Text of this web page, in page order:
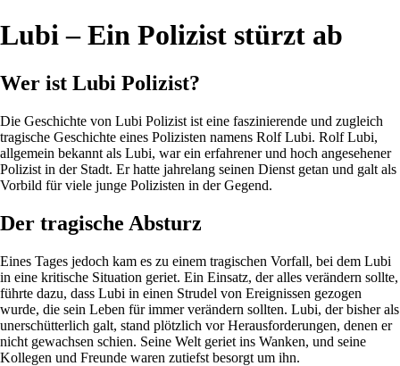
Lubi – Ein Polizist stürzt ab
Wer ist Lubi Polizist?
Die Geschichte von Lubi Polizist ist eine faszinierende und zugleich
tragische Geschichte eines Polizisten namens Rolf Lubi. Rolf Lubi,
allgemein bekannt als Lubi, war ein erfahrener und hoch angesehener
Polizist in der Stadt. Er hatte jahrelang seinen Dienst getan und galt als
Vorbild für viele junge Polizisten in der Gegend.
Der tragische Absturz
Eines Tages jedoch kam es zu einem tragischen Vorfall, bei dem Lubi
in eine kritische Situation geriet. Ein Einsatz, der alles verändern sollte,
führte dazu, dass Lubi in einen Strudel von Ereignissen gezogen
wurde, die sein Leben für immer verändern sollten. Lubi, der bisher als
unerschütterlich galt, stand plötzlich vor Herausforderungen, denen er
nicht gewachsen schien. Seine Welt geriet ins Wanken, und seine
Kollegen und Freunde waren zutiefst besorgt um ihn.